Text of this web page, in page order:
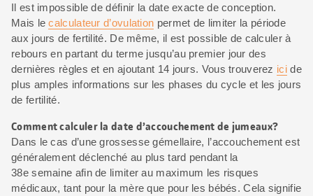
Il est impossible de définir la date exacte de conception.
Mais lecalculateur d’ovulation permet de limiter la période
aux jours de fertilité. De même, il est possible de calculer à
rebours en partant du terme jusqu’au premier jour des
dernières règles et en ajoutant 14 jours. Vous trouverez ici de
plus amples informations sur les phases du cycle et les jours
de fertilité.
Comment calculer la date d’accouchement de jumeaux?
Dans le cas d’une grossesse gémellaire, l’accouchement est
généralement déclenché au plus tard pendant la
38e semaine afin de limiter au maximum les risques
médicaux, tant pour la mère que pour les bébés. Cela signifie